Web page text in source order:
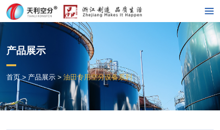
 EN
产品展示
首页 > 产品展示>油田专用空分设备系列